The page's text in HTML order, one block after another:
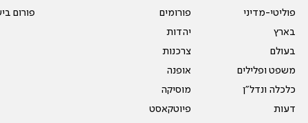
פוליטי-מדיני
בארץ
בעולם
משפט ופלילים
כלכלה ונדל"ן
דעות
פורומים
יהדות
צרכנות
אופנה
מוסיקה
פיוטקאסט
פורום